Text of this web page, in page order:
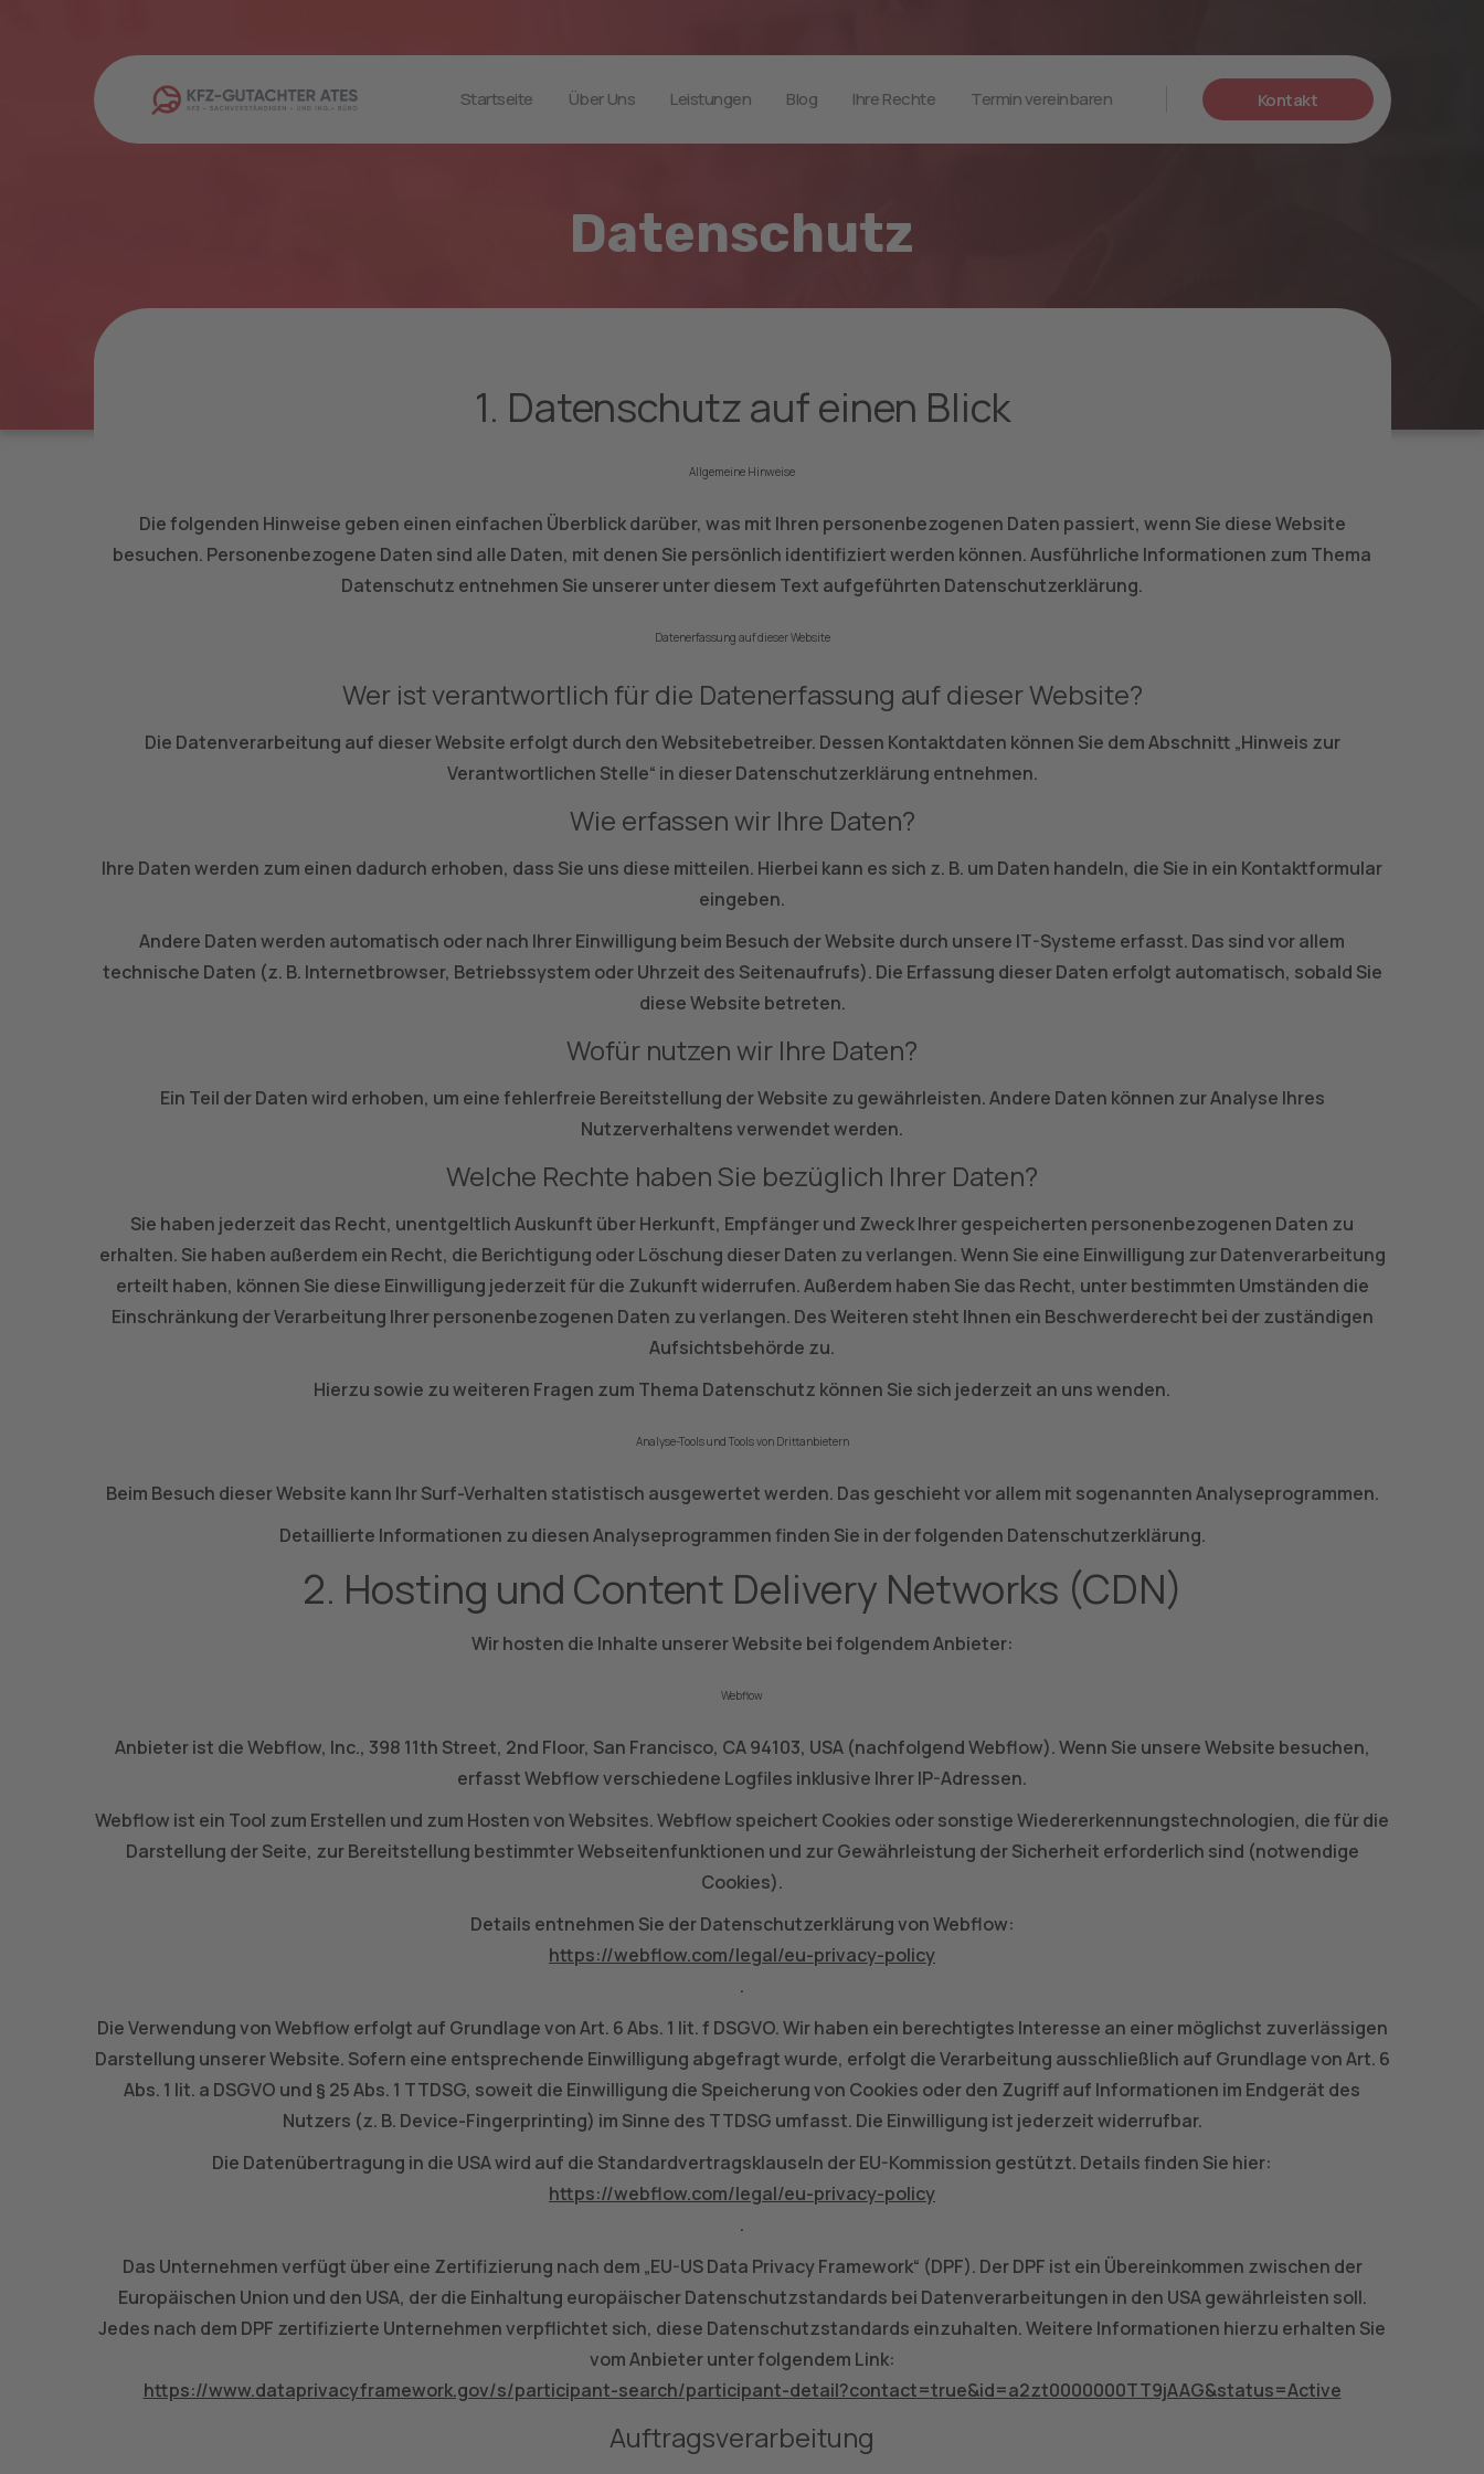
Startseite Über Uns Leistungen Blog Ihre Rechte Termin vereinbaren Kontakt
Datenschutz
1. Datenschutz auf einen Blick
Allgemeine Hinweise
Die folgenden Hinweise geben einen einfachen Überblick darüber, was mit Ihren personenbezogenen Daten passiert, wenn Sie diese Website
besuchen. Personenbezogene Daten sind alle Daten, mit denen Sie persönlich identifiziert werden können. Ausführliche Informationen zum Thema
Datenschutz entnehmen Sie unserer unter diesem Text aufgeführten Datenschutzerklärung.
Datenerfassung auf dieser Website
Wer ist verantwortlich für die Datenerfassung auf dieser Website?
Die Datenverarbeitung auf dieser Website erfolgt durch den Websitebetreiber. Dessen Kontaktdaten können Sie dem Abschnitt „Hinweis zur
Verantwortlichen Stelle“ in dieser Datenschutzerklärung entnehmen.
Wie erfassen wir Ihre Daten?
Ihre Daten werden zum einen dadurch erhoben, dass Sie uns diese mitteilen. Hierbei kann es sich z. B. um Daten handeln, die Sie in ein Kontaktformular
eingeben.
Andere Daten werden automatisch oder nach Ihrer Einwilligung beim Besuch der Website durch unsere IT-Systeme erfasst. Das sind vor allem
technische Daten (z. B. Internetbrowser, Betriebssystem oder Uhrzeit des Seitenaufrufs). Die Erfassung dieser Daten erfolgt automatisch, sobald Sie
diese Website betreten.
Wofür nutzen wir Ihre Daten?
Ein Teil der Daten wird erhoben, um eine fehlerfreie Bereitstellung der Website zu gewährleisten. Andere Daten können zur Analyse Ihres
Nutzerverhaltens verwendet werden.
Welche Rechte haben Sie bezüglich Ihrer Daten?
Sie haben jederzeit das Recht, unentgeltlich Auskunft über Herkunft, Empfänger und Zweck Ihrer gespeicherten personenbezogenen Daten zu
erhalten. Sie haben außerdem ein Recht, die Berichtigung oder Löschung dieser Daten zu verlangen. Wenn Sie eine Einwilligung zur Datenverarbeitung
erteilt haben, können Sie diese Einwilligung jederzeit für die Zukunft widerrufen. Außerdem haben Sie das Recht, unter bestimmten Umständen die
Einschränkung der Verarbeitung Ihrer personenbezogenen Daten zu verlangen. Des Weiteren steht Ihnen ein Beschwerderecht bei der zuständigen
Aufsichtsbehörde zu.
Hierzu sowie zu weiteren Fragen zum Thema Datenschutz können Sie sich jederzeit an uns wenden.
Analyse-Tools und Tools von Dritt­anbietern
Beim Besuch dieser Website kann Ihr Surf-Verhalten statistisch ausgewertet werden. Das geschieht vor allem mit sogenannten Analyseprogrammen.
Detaillierte Informationen zu diesen Analyseprogrammen finden Sie in der folgenden Datenschutzerklärung.
2. Hosting und Content Delivery Networks (CDN)
Wir hosten die Inhalte unserer Website bei folgendem Anbieter:
Webflow
Anbieter ist die Webflow, Inc., 398 11th Street, 2nd Floor, San Francisco, CA 94103, USA (nachfolgend Webflow). Wenn Sie unsere Website besuchen,
erfasst Webflow verschiedene Logfiles inklusive Ihrer IP-Adressen.
Webflow ist ein Tool zum Erstellen und zum Hosten von Websites. Webflow speichert Cookies oder sonstige Wiedererkennungstechnologien, die für die
Darstellung der Seite, zur Bereitstellung bestimmter Webseitenfunktionen und zur Gewährleistung der Sicherheit erforderlich sind (notwendige
Cookies).
Details entnehmen Sie der Datenschutzerklärung von Webflow:
https://webflow.com/legal/eu-privacy-policy
.
Die Verwendung von Webflow erfolgt auf Grundlage von Art. 6 Abs. 1 lit. f DSGVO. Wir haben ein berechtigtes Interesse an einer möglichst zuverlässigen
Darstellung unserer Website. Sofern eine entsprechende Einwilligung abgefragt wurde, erfolgt die Verarbeitung ausschließlich auf Grundlage von Art. 6
Abs. 1 lit. a DSGVO und § 25 Abs. 1 TTDSG, soweit die Einwilligung die Speicherung von Cookies oder den Zugriff auf Informationen im Endgerät des
Nutzers (z. B. Device-Fingerprinting) im Sinne des TTDSG umfasst. Die Einwilligung ist jederzeit widerrufbar.
Die Datenübertragung in die USA wird auf die Standardvertragsklauseln der EU-Kommission gestützt. Details finden Sie hier:
https://webflow.com/legal/eu-privacy-policy
.
Das Unternehmen verfügt über eine Zertifizierung nach dem „EU-US Data Privacy Framework“ (DPF). Der DPF ist ein Übereinkommen zwischen der
Europäischen Union und den USA, der die Einhaltung europäischer Datenschutzstandards bei Datenverarbeitungen in den USA gewährleisten soll.
Jedes nach dem DPF zertifizierte Unternehmen verpflichtet sich, diese Datenschutzstandards einzuhalten. Weitere Informationen hierzu erhalten Sie
vom Anbieter unter folgendem Link:
https://www.dataprivacyframework.gov/s/participant-search/participant-detail?contact=true&id=a2zt0000000TT9jAAG&status=Active
Auftragsverarbeitung